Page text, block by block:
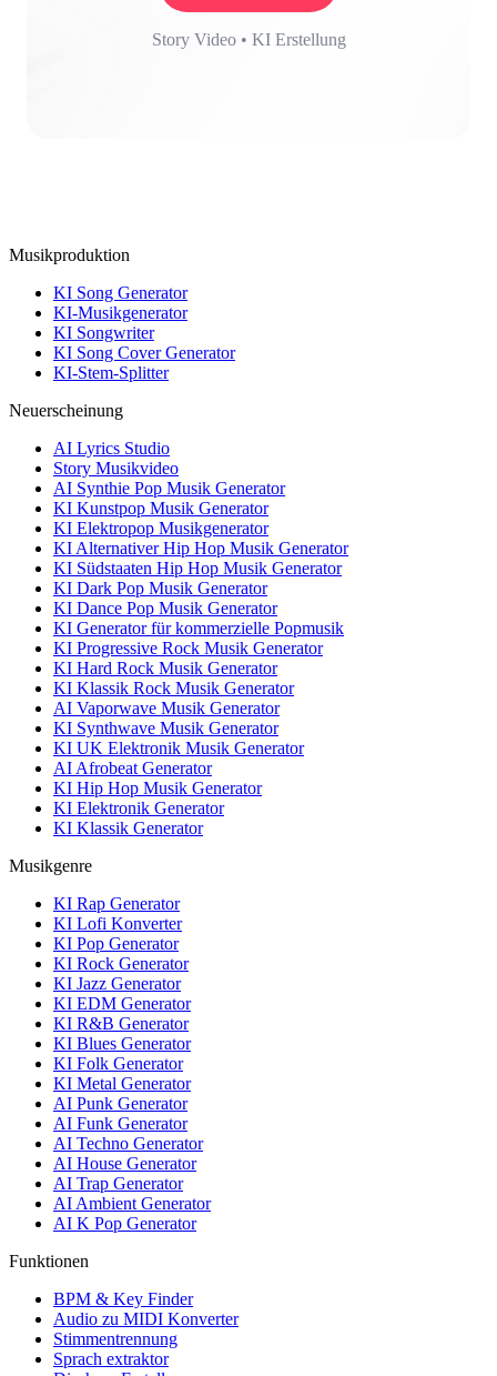
Story Video • KI Erstellung
Musikproduktion
KI Song Generator
KI-Musikgenerator
KI Songwriter
KI Song Cover Generator
KI-Stem-Splitter
Neuerscheinung
AI Lyrics Studio
Story Musikvideo
AI Synthie Pop Musik Generator
KI Kunstpop Musik Generator
KI Elektropop Musikgenerator
KI Alternativer Hip Hop Musik Generator
KI Südstaaten Hip Hop Musik Generator
KI Dark Pop Musik Generator
KI Dance Pop Musik Generator
KI Generator für kommerzielle Popmusik
KI Progressive Rock Musik Generator
KI Hard Rock Musik Generator
KI Klassik Rock Musik Generator
AI Vaporwave Musik Generator
KI Synthwave Musik Generator
KI UK Elektronik Musik Generator
AI Afrobeat Generator
KI Hip Hop Musik Generator
KI Elektronik Generator
KI Klassik Generator
Musikgenre
KI Rap Generator
KI Lofi Konverter
KI Pop Generator
KI Rock Generator
KI Jazz Generator
KI EDM Generator
KI R&B Generator
KI Blues Generator
KI Folk Generator
KI Metal Generator
AI Punk Generator
AI Funk Generator
AI Techno Generator
AI House Generator
AI Trap Generator
AI Ambient Generator
AI K Pop Generator
Funktionen
BPM & Key Finder
Audio zu MIDI Konverter
Stimmentrennung
Sprach extraktor